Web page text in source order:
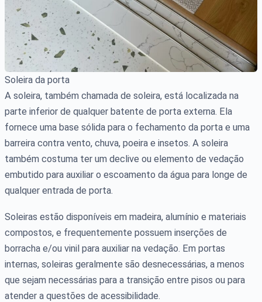
Soleira da porta
A soleira, também chamada de soleira, está localizada na
parte inferior de qualquer batente de porta externa. Ela
fornece uma base sólida para o fechamento da porta e uma
barreira contra vento, chuva, poeira e insetos. A soleira
também costuma ter um declive ou elemento de vedação
embutido para auxiliar o escoamento da água para longe de
qualquer entrada de porta.
Soleiras estão disponíveis em madeira, alumínio e materiais
compostos, e frequentemente possuem inserções de
borracha e/ou vinil para auxiliar na vedação. Em portas
internas, soleiras geralmente são desnecessárias, a menos
que sejam necessárias para a transição entre pisos ou para
atender a questões de acessibilidade.